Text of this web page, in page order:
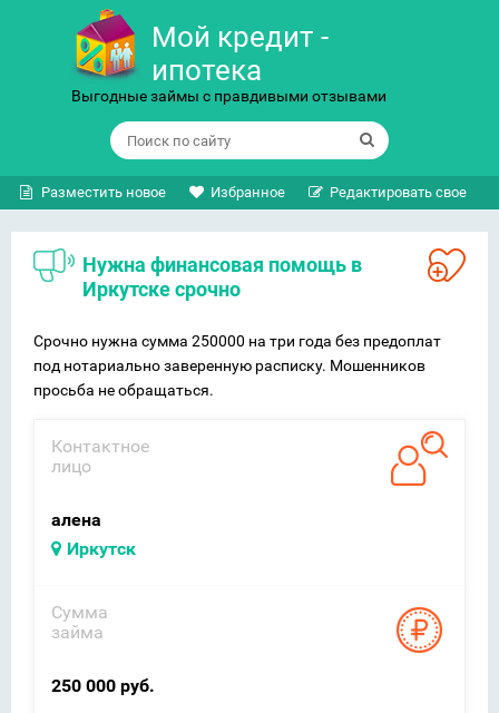
Мой кредит -
ипотека
Выгодные займы с правдивыми отзывами
Разместить новое Избранное Редактировать свое
нужна финансовая помощь в
Иркутске срочно
Срочно нужна сумма 250000 на три года без предоплат
под нотариально заверенную расписку. Мошенников
просьба не обращаться.
Контактное
лицо
алена
Иркутск
Сумма
займа
250 000 руб.